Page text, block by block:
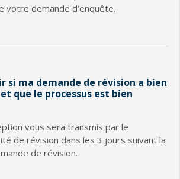
votre demande d’enquête.
si ma demande de révision a bien
que le processus est bien
vous sera transmis par le
de révision dans les 3 jours suivant la
de révision.